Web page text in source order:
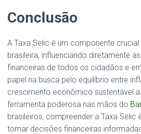
Conclusão
A Taxa Selic é um componente
brasileira, influenciando diretamente
financeiras de todos os cidadãos e
papel na busca pelo equilíbrio entre
crescimento econômico sustentável
ferramenta poderosa nas mãos do
brasileiros, compreender a Taxa Selic
tomar decisões financeiras